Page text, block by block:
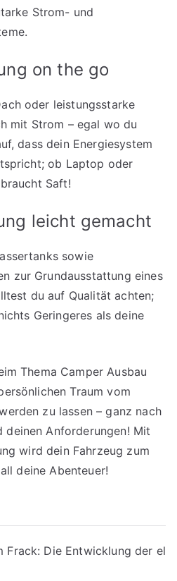
Strom- und
on the go
oder leistungsstarke
mit Strom – egal wo du
dass dein Energiesystem
ob Laptop oder
Saft!
leicht gemacht
sowie
zur Grundausstattung eines
du auf Qualität achten;
Geringeres als deine
Thema Camper Ausbau
Traum vom
zu lassen – ganz nach
deinen Anforderungen! Mit
wird dein Fahrzeug zum
deine Abenteuer!
Frack: Die Entwicklung der el